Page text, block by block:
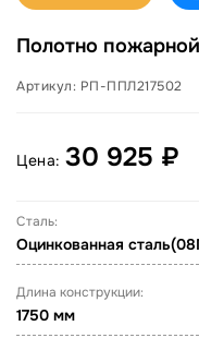
Полотно
Артикул: РП-ППЛ217502
Цена: 30 925 ₽
Сталь:
Оцинкованная
Длина конструкции:
1750 мм